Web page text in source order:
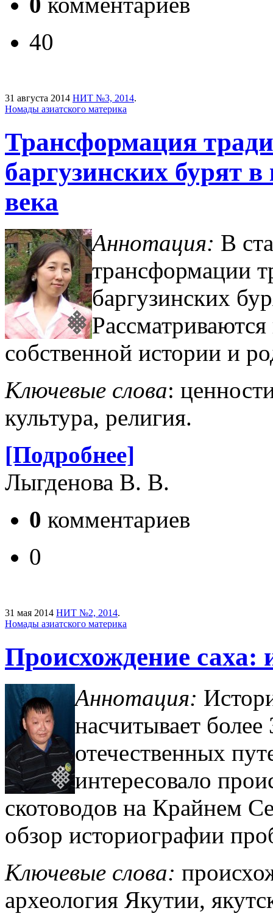
40
31 августа 2014 НИТ №3, 2014.
Номады азиатского материка
Трансформация
баргузинских бурят
века
Аннотация: В
трансформации
баргузинских
собственной истории и
Ключевые слова:
культура, религия.
[Подробнее]
Лыгденова В. В.
0 комментариев
0
31 мая 2014 НИТ №2, 2014.
Номады азиатского материка
Происхождение саха:
Аннотация:
насчитывает
отечественных
интересовало
скотоводов на Крайнем
обзор историографии
Ключевые слова:
археология Якутии,